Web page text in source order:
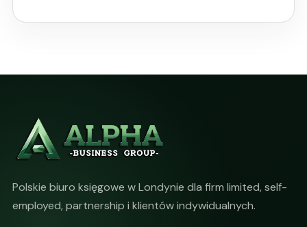
Polskie biuro księgowe w Londynie dla firm limited, self-
employed, partnership i klientów indywidualnych.